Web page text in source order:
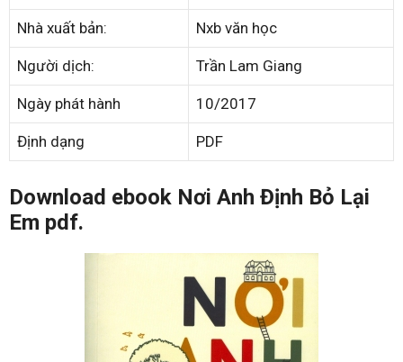
Nhà xuất bản: Nxb văn học
Người dịch: Trần Lam Giang
Ngày phát hành 10/2017
Định dạng PDF
Download ebook Nơi Anh Định Bỏ Lại
Em pdf.